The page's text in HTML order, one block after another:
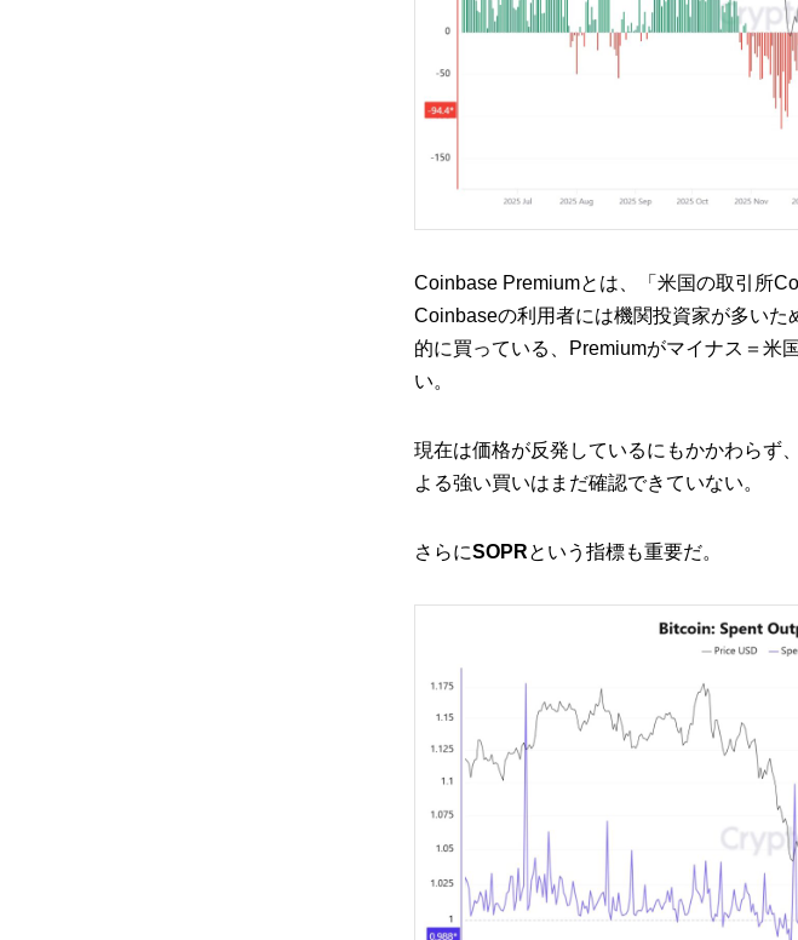
Coinbase Premiumとは、「米国の取引所
Coinbaseの利用者には機関投資家が多い
的に買っている、Premiumがマイナス＝米
い。
現在は価格が反発しているにもかかわらず
よる強い買いはまだ確認できていない。
さらにSOPRという指標も重要だ。